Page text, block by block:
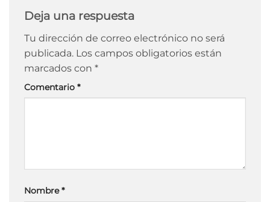
Deja una respuesta
Tu dirección de correo electrónico no será
publicada. Los campos obligatorios están
marcados con *
Comentario *
Nombre*